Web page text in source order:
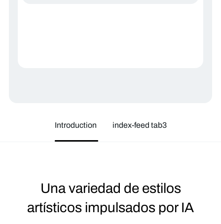
Introduction index-feed tab3
Una variedad de estilos
artísticos impulsados por IA